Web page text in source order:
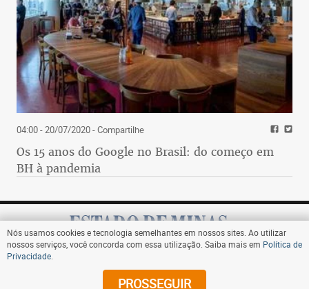
04:00 - 20/07/2020- Compartilhe
Os 15 anos do Google no Brasil: do começo em
BH à pandemia
Assine
Nós usamos cookies e tecnologia semelhantes em nossos sites. Ao utilizar
nossos serviços, você concorda com essa utilização. Saiba mais em Política de
Privacidade
PROSSEGUIR